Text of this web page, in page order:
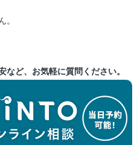
。
ど、お気軽に質問ください。